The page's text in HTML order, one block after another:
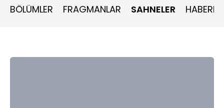
BÖLÜMLER FRAGMANLAR SAHNELER